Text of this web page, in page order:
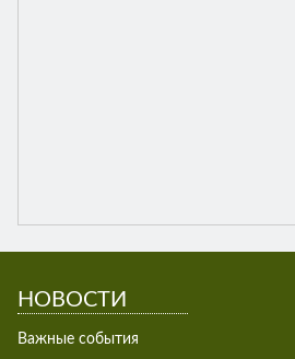
НОВОСТИ
Важные события